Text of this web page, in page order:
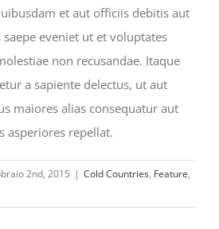
et aut officiis debitis aut
eveniet ut et voluptates
non recusandae. Itaque
a sapiente delectus, ut aut
maiores alias consequatur aut
asperiores repellat.
2nd, 2015 | Cold Countries, Feature,